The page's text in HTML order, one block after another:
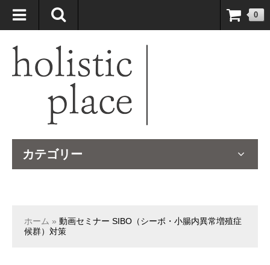
自然療法大国のオーストラリアより、臨床経験＆知識の豊富なナチュ
ロパスが厳選したサプリメントや ナチュラルグッズをお届けします！
0
カテゴリー
ホーム » 動画セミナー SIBO（シーボ・小腸内異常増殖症
候群）対策